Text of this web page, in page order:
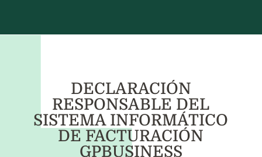
DECLARACIÓN
RESPONSABLE DEL
SISTEMA INFORMÁTICO
DE FACTURACIÓN
GPBUSINESS